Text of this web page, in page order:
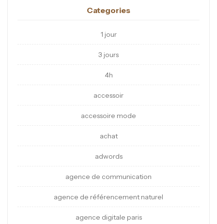
Categories
1 jour
3 jours
4h
accessoir
accessoire mode
achat
adwords
agence de communication
agence de référencement naturel
agence digitale paris